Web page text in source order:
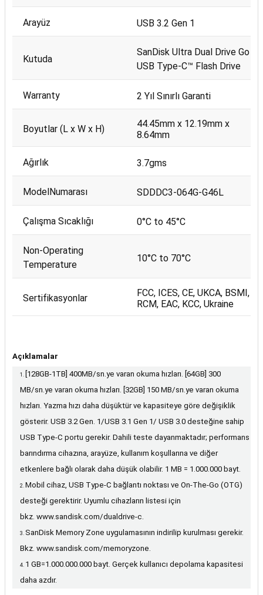
Arayüz USB 3.2 Gen 1
Kutuda
SanDisk Ultra Dual Drive Go
USB Type-C™ Flash Drive
Warranty 2 Yıl Sınırlı Garanti
Boyutlar (L x W x H)
44.45mm x 12.19mm x
8.64mm
Ağırlık 3.7gms
ModelNumarası SDDDC3-064G-G46L
Çalışma Sıcaklığı 0°C to 45°C
Non-Operating
Temperature
10°C to 70°C
Sertifikasyonlar
FCC, ICES, CE, UKCA, BSMI,
RCM, EAC, KCC, Ukraine
Açıklamalar
[128GB-1TB] 400MB/sn.ye varan okuma hızları. [64GB] 300
MB/sn.ye varan okuma hızları. [32GB] 150 MB/sn.ye varan okuma
hızları. Yazma hızı daha düşüktür ve kapasiteye göre değişiklik
gösterir. USB 3.2 Gen. 1/USB 3.1 Gen 1/ USB 3.0 desteğine sahip
USB Type-C portu gerekir. Dahili teste dayanmaktadır; performans
barındırma cihazına, arayüze, kullanım koşullarına ve diğer
etkenlere bağlı olarak daha düşük olabilir. 1 MB = 1.000.000 bayt.
Mobil cihaz, USB Type-C bağlantı noktası ve On-The-Go (OTG)
desteği gerektirir. Uyumlu cihazların listesi için
bkz. www.sandisk.com/dualdrive-c.
SanDisk Memory Zone uygulamasının indirilip kurulması gerekir.
Bkz. www.sandisk.com/memoryzone.
1 GB=1.000.000.000 bayt. Gerçek kullanıcı depolama kapasitesi
daha azdır.